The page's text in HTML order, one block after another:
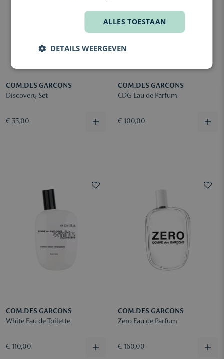
COM.DES GARCONS
Discovery Set
€ 35,00
COM.DES GARCONS
CDG Eau de Parfum
€ 100,00
COM.DES GARCONS
White Eau de Toilette
€ 110,00
COM.DES GARCONS
Zero Eau de Parfum
€ 160,00
ALLES TOESTAAN
DETAILS WEERGEVEN